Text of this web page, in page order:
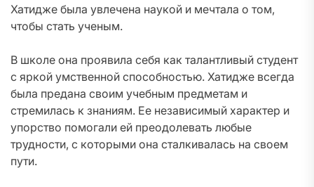
Хатидже была увлечена наукой и мечтала о том,
чтобы стать ученым.
В школе она проявила себя как талантливый студент
с яркой умственной способностью. Хатидже всегда
была предана своим учебным предметам и
стремилась к знаниям. Ее независимый характер и
упорство помогали ей преодолевать любые
трудности, с которыми она сталкивалась на своем
пути.